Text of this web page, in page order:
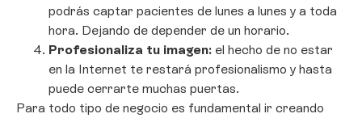
podrás captar pacientes de lunes a lunes y a toda
hora. Dejando de depender de un horario.
Profesionaliza tu imagen: el hecho de no estar
en la Internet te restará profesionalismo y hasta
puede cerrarte muchas puertas.
Para todo tipo de negocio es fundamental ir creando